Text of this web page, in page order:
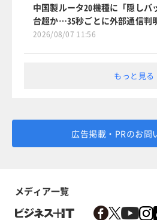
中国製ルータ20機種に「隠しバ
台超か…35秒ごとに外部通信判
2026/08/07 11:56
もっと見る
広告掲載・PRのお問
メディア一覧